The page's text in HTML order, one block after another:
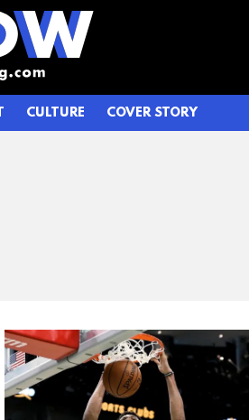
CULTURE COVER STORY